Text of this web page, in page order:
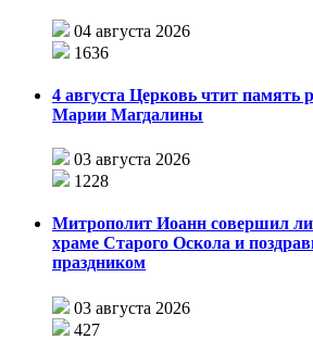
04 августа 2026
1636
4 августа Церковь чтит память
Марии Магдалины
03 августа 2026
1228
Митрополит Иоанн совершил
храме Старого Оскола и
праздником
03 августа 2026
427